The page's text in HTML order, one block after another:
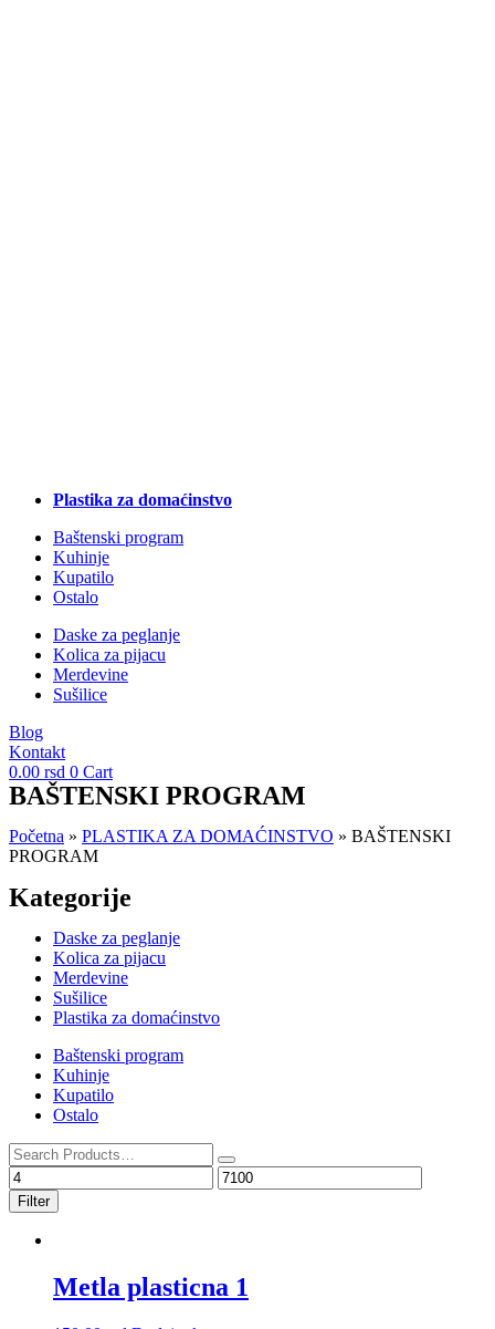
Plastika za domaćinstvo
Baštenski program
Kuhinje
Kupatilo
Ostalo
Daske za peglanje
Kolica za pijacu
Merdevine
Sušilice
Blog
Kontakt
0.00 rsd 0 Cart
BAŠTENSKI PROGRAM
Početna » PLASTIKA ZA DOMAĆINSTVO » BAŠTENSKI
PROGRAM
Kategorije
Daske za peglanje
Kolica za pijacu
Merdevine
Sušilice
Plastika za domaćinstvo
Baštenski program
Kuhinje
Kupatilo
Ostalo
Filter
Metla plasticna 1